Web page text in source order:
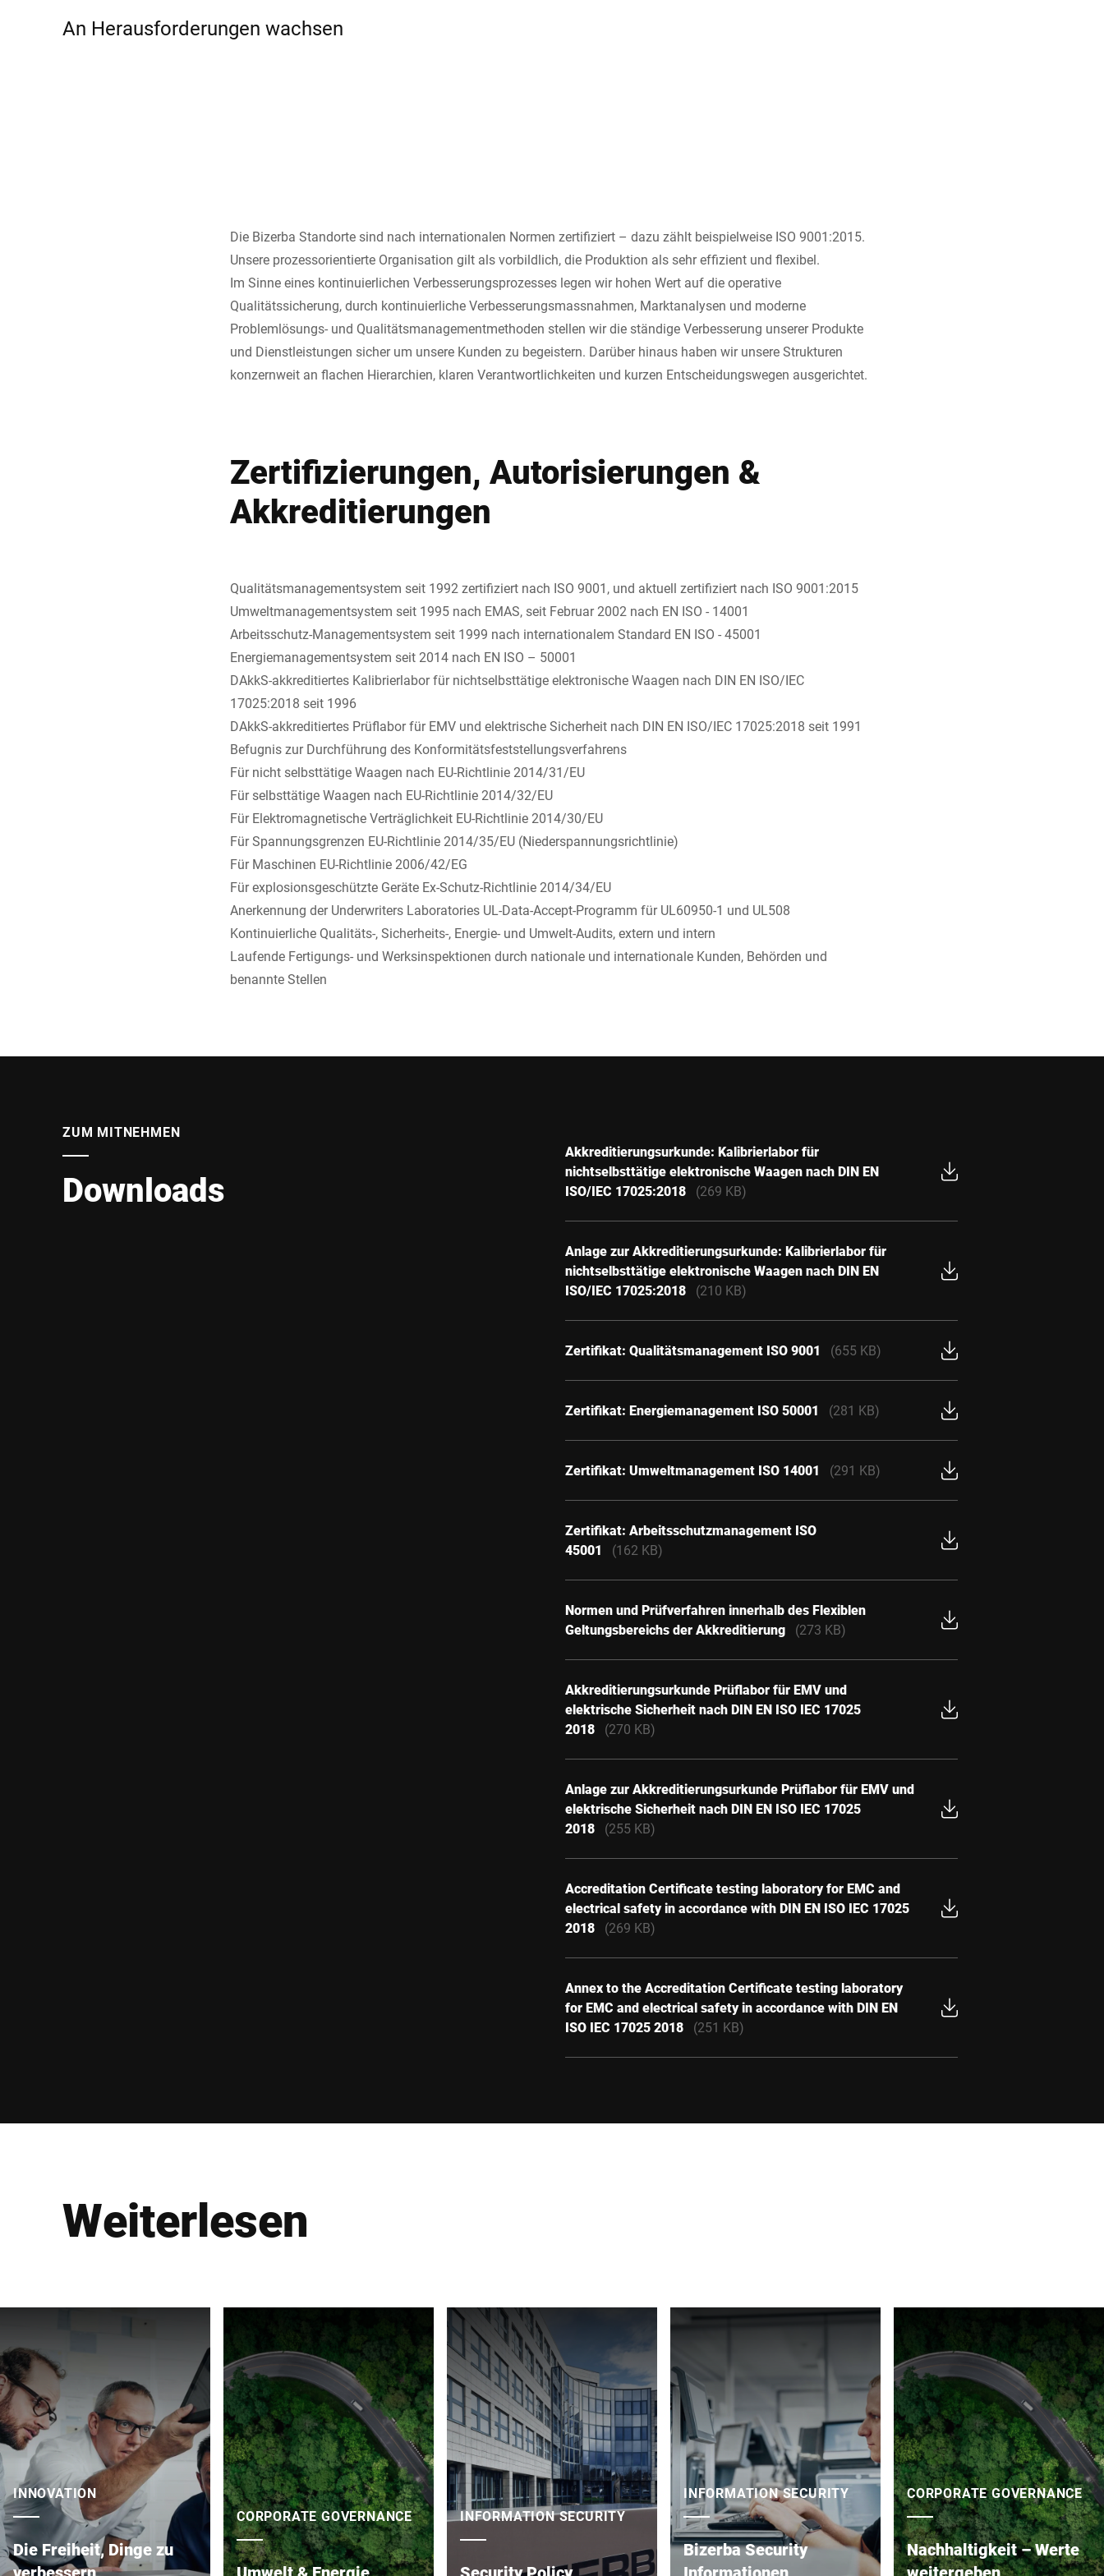
An Herausforderungen wachsen
Die Bizerba Standorte sind nach internationalen Normen zertifiziert – dazu zählt beispielweise ISO 9001:2015.
Unsere prozessorientierte Organisation gilt als vorbildlich, die Produktion als sehr effizient und flexibel.
Im Sinne eines kontinuierlichen Verbesserungsprozesses legen wir hohen Wert auf die operative
Qualitätssicherung, durch kontinuierliche Verbesserungsmassnahmen, Marktanalysen und moderne
Problemlösungs- und Qualitätsmanagementmethoden stellen wir die ständige Verbesserung unserer Produkte
und Dienstleistungen sicher um unsere Kunden zu begeistern. Darüber hinaus haben wir unsere Strukturen
konzernweit an flachen Hierarchien, klaren Verantwortlichkeiten und kurzen Entscheidungswegen ausgerichtet.
Zertifizierungen, Autorisierungen &
Akkreditierungen
Qualitätsmanagementsystem seit 1992 zertifiziert nach ISO 9001, und aktuell zertifiziert nach ISO 9001:2015
Umweltmanagementsystem seit 1995 nach EMAS, seit Februar 2002 nach EN ISO - 14001
Arbeitsschutz-Managementsystem seit 1999 nach internationalem Standard EN ISO - 45001
Energiemanagementsystem seit 2014 nach EN ISO – 50001
DAkkS-akkreditiertes Kalibrierlabor für nichtselbsttätige elektronische Waagen nach DIN EN ISO/IEC
17025:2018 seit 1996
DAkkS-akkreditiertes Prüflabor für EMV und elektrische Sicherheit nach DIN EN ISO/IEC 17025:2018 seit 1991
Befugnis zur Durchführung des Konformitätsfeststellungsverfahrens
Für nicht selbsttätige Waagen nach EU-Richtlinie 2014/31/EU
Für selbsttätige Waagen nach EU-Richtlinie 2014/32/EU
Für Elektromagnetische Verträglichkeit EU-Richtlinie 2014/30/EU
Für Spannungsgrenzen EU-Richtlinie 2014/35/EU (Niederspannungsrichtlinie)
Für Maschinen EU-Richtlinie 2006/42/EG
Für explosionsgeschützte Geräte Ex-Schutz-Richtlinie 2014/34/EU
Anerkennung der Underwriters Laboratories UL-Data-Accept-Programm für UL60950-1 und UL508
Kontinuierliche Qualitäts-, Sicherheits-, Energie- und Umwelt-Audits, extern und intern
Laufende Fertigungs- und Werksinspektionen durch nationale und internationale Kunden, Behörden und
benannte Stellen
ZUM MITNEHMEN
Downloads
Akkreditierungsurkunde: Kalibrierlabor für
nichtselbsttätige elektronische Waagen nach DIN EN
ISO/IEC 17025:2018
(269 KB)
Anlage zur Akkreditierungsurkunde: Kalibrierlabor für
nichtselbsttätige elektronische Waagen nach DIN EN
ISO/IEC 17025:2018
(210 KB)
Zertifikat: Qualitätsmanagement ISO 9001 (655 KB)
Zertifikat: Energiemanagement ISO 50001 (281 KB)
Zertifikat: Umweltmanagement ISO 14001 (291 KB)
Zertifikat: Arbeitsschutzmanagement ISO
45001
(162 KB)
Normen und Prüfverfahren innerhalb des Flexiblen
Geltungsbereichs der Akkreditierung
(273 KB)
Akkreditierungsurkunde Prüflabor für EMV und
elektrische Sicherheit nach DIN EN ISO IEC 17025
2018
(270 KB)
Anlage zur Akkreditierungsurkunde Prüflabor für EMV und
elektrische Sicherheit nach DIN EN ISO IEC 17025
2018
(255 KB)
Accreditation Certificate testing laboratory for EMC and
electrical safety in accordance with DIN EN ISO IEC 17025
2018
(269 KB)
Annex to the Accreditation Certificate testing laboratory
for EMC and electrical safety in accordance with DIN EN
ISO IEC 17025 2018
(251 KB)
Weiterlesen
INNOVATION
Die Freiheit, Dinge zu
CORPORATE GOVERNANCE INFORMATION SECURITY
INFORMATION SECURITY
Bizerba Security
CORPORATE GOVERNANCE
Nachhaltigkeit – Werte